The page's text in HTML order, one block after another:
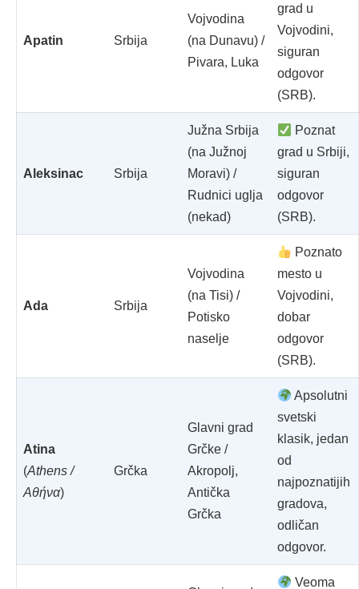
Apatin Srbija
Vojvodina
(na Dunavu) /
Pivara, Luka
grad u
Vojvodini,
siguran
odgovor
(SRB).
Aleksinac Srbija
Južna Srbija
(na Južnoj
Moravi) /
Rudnici uglja
(nekad)
Poznat
grad u Srbiji,
siguran
odgovor
(SRB).
Ada Srbija
Vojvodina
(na Tisi) /
Potisko
naselje
Poznato
mesto u
Vojvodini,
dobar
odgovor
(SRB).
Atina
(Athens /
Αθήνα)
Grčka
Glavni grad
Grčke /
Akropolj,
Antička
Grčka
Apsolutni
svetski
klasik, jedan
od
najpoznatijih
gradova,
odličan
odgovor.
Veoma